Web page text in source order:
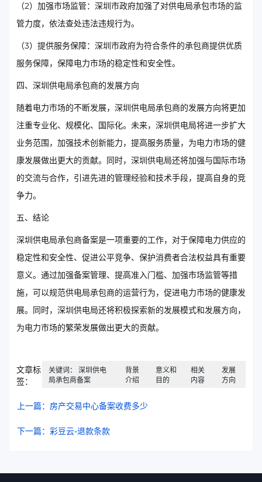
（2）加强市场监管：深圳市政府加强了对供电局承包市场的监
管力度，依法查处违法违规行为。
（3）提供服务保障：深圳市政府为符合条件的承包商提供优质
服务保障，保障电力市场的稳定性和安全性。
四、深圳供电局承包商的发展方向
随着电力市场的不断发展，深圳供电局承包商的发展方向将更加
注重专业化、规模化、国际化。未来，深圳供电局将进一步扩大
业务范围，加强技术创新能力，提高服务质量，为电力市场的健
康发展做出更大的贡献。同时，深圳供电局还将加强与国际市场
的交流与合作，引进先进的管理经验和技术手段，提高自身的竞
争力。
五、结论
深圳供电局承包商备案是一项重要的工作，对于保障电力供应的
稳定性和安全性、促进公平竞争、保护消费者合法权益具有重要
意义。通过加强备案管理、提高准入门槛、加强市场监管等措
施，可以规范供电局承包商的运营行为，促进电力市场的健康发
展。同时，深圳供电局还将积极探索新的发展模式和发展方向，
为电力市场的繁荣发展做出更大的贡献。
文章标
签：
关键词： 深圳供电
局承包商备案
背景
介绍
意义和
目的
相关
内容
发展
方向
上一篇：房产交易中心备案收费多少
下一篇：彩豆云-退款条款